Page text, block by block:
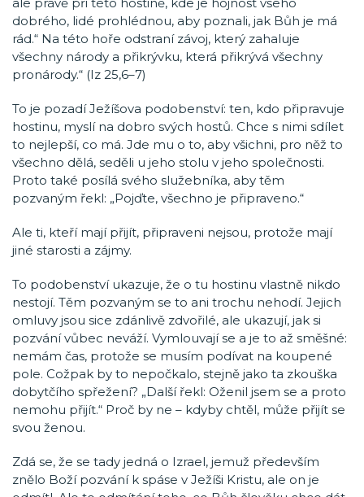
dobrého, lidé prohlédnou, aby poznali, jak Bůh je má
rád.“ Na této hoře odstraní závoj, který zahaluje
všechny národy a přikrývku, která přikrývá všechny
pronárody.“ (Iz 25,6–7)
To je pozadí Ježíšova podobenství: ten, kdo připravuje
hostinu, myslí na dobro svých hostů. Chce s nimi sdílet
to nejlepší, co má. Jde mu o to, aby všichni, pro něž to
všechno dělá, seděli u jeho stolu v jeho společnosti.
Proto také posílá svého služebníka, aby těm
pozvaným řekl: „Pojďte, všechno je připraveno.“
Ale ti, kteří mají přijít, připraveni nejsou, protože mají
jiné starosti a zájmy.
To podobenství ukazuje, že o tu hostinu vlastně nikdo
nestojí. Těm pozvaným se to ani trochu nehodí. Jejich
omluvy jsou sice zdánlivě zdvořilé, ale ukazují, jak si
pozvání vůbec neváží. Vymlouvají se a je to až směšné:
nemám čas, protože se musím podívat na koupené
pole. Cožpak by to nepočkalo, stejně jako ta zkouška
dobytčího spřežení? „Další řekl: Oženil jsem se a proto
nemohu přijít.“ Proč by ne – kdyby chtěl, může přijít se
svou ženou.
Zdá se, že se tady jedná o Izrael, jemuž především
znělo Boží pozvání k spáse v Ježíši Kristu, ale on je